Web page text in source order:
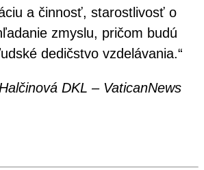
a činnosť, starostlivosť o
zmyslu, pričom budú
dedičstvo vzdelávania.“
DKL – VaticanNews